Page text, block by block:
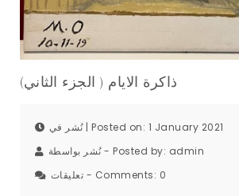
ذاكرة الايام ( الجزء الثاني)
نُشر في | Posted on: 1 January 2021
نُشر بواسطة - Posted by: admin
تعليقات - Comments: 0